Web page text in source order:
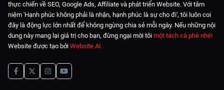
thực chiến về SEO, Google Ads, Affiliate và phát triển Website. Với tâm
niệm 'Hạnh phúc không phải là nhận, hạnh phúc là sự cho đi', tôi luôn coi
đây là động lực lớn nhất để không ngừng chia sẻ mỗi ngày. Nếu những nội
dung này mang lại giá trị cho bạn, đừng ngại mời tôi một tách cà phê nhé!
Website được tạo bởi Website AI.